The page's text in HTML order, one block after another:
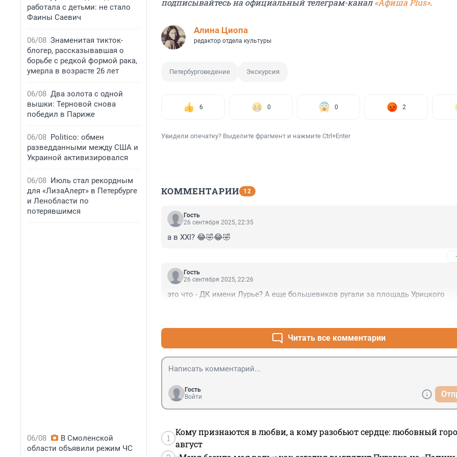
работала с детьми: не стало
Фаины Саевич
06/08 Знаменитая тикток-
блогер, рассказывавшая о
борьбе с редкой формой рака,
умерла в возрасте 26 лет
06/08 Два золота с одной
вышки: Терновой снова
победил в Париже
06/08 Politico: обмен
разведданными между США и
Украиной активизировался
06/08 Июль стал рекордным
для «ЛизаАлерт» в Петербурге
и Ленобласти по
потерявшимся
06/08
В Смоленской
области объявили режим ЧС
подписывайтесь на официальный телеграм-канал«Афиша Plus».
Алина Циопа
редактор отдела культуры
Петербурговедение Экскурсия
6 0 0 2
Увидели опечатку? Выделите фрагмент и нажмите Ctrl+Enter
КОММЕНТАРИИ 12
Гость
26 сентября 2025, 22:35
a в XXI? 😂🤣😂🤣
Гость
26 сентября 2025, 22:26
это что - ДК имени Лурье? А еще большевиков ругали за площадь Урицкого
Читать все комментарии
Гость
Войти
1
Кому признаются в любви, а кому разобьют сердце: любовный
август